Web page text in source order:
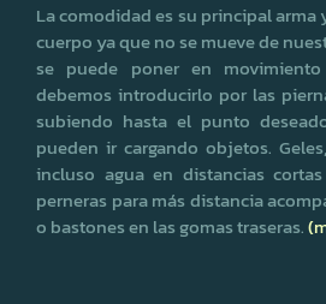
La comodidad es su principal
cuerpo ya que no se mueve de
se puede poner en
debemos introducirlo por las
subiendo hasta el punto
pueden ir cargando objetos.
incluso agua en distancias
perneras para más distancia
o bastones en las gomas traseras.